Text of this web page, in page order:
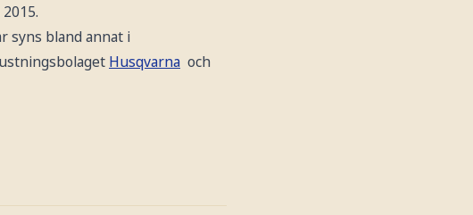
syns bland annat i
Husqvarna och